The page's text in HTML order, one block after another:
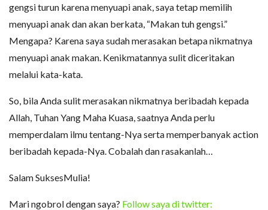
gengsi turun karena menyuapi anak, saya tetap memilih
menyuapi anak dan akan berkata, “Makan tuh gengsi.”
Mengapa? Karena saya sudah merasakan betapa nikmatnya
menyuapi anak makan. Kenikmatannya sulit diceritakan
melalui kata-kata.
So, bila Anda sulit merasakan nikmatnya beribadah kepada
Allah, Tuhan Yang Maha Kuasa, saatnya Anda perlu
memperdalam ilmu tentang-Nya serta memperbanyak action
beribadah kepada-Nya. Cobalah dan rasakanlah…
Salam SuksesMulia!
Mari ngobrol dengan saya? Follow saya di twitter: